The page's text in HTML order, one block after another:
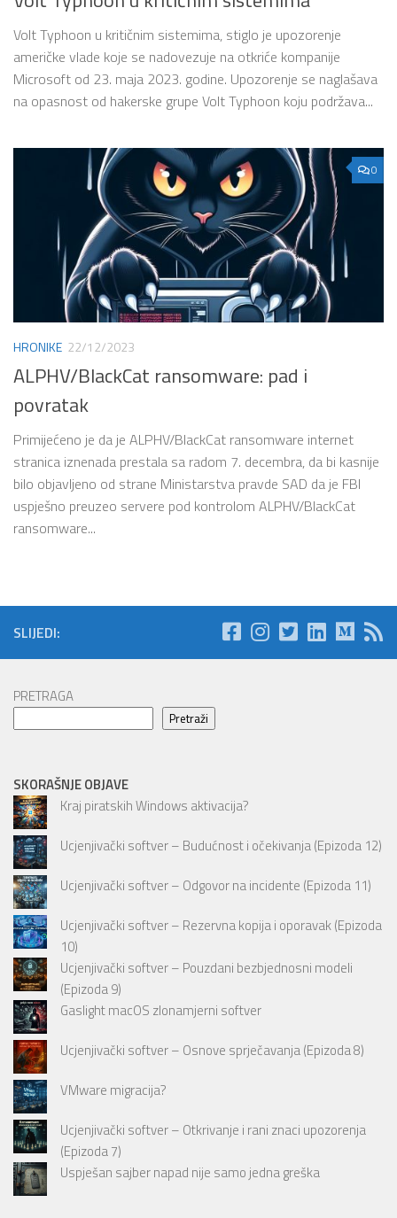
Volt Typhoon u kritičnim sistemima, stiglo je upozorenje
američke vlade koje se nadovezuje na otkriće kompanije
Microsoft od 23. maja 2023. godine. Upozorenje se naglašava
na opasnost od hakerske grupe Volt Typhoon koju podržava...
0
HRONIKE 22/12/2023
ALPHV/BlackCat ransomware: pad i
povratak
Primijećeno je da je ALPHV/BlackCat ransomware internet
stranica iznenada prestala sa radom 7. decembra, da bi kasnije
bilo objavljeno od strane Ministarstva pravde SAD da je FBI
uspješno preuzeo servere pod kontrolom ALPHV/BlackCat
ransomware...
SLIJEDI:
PRETRAGA
Pretraži
SKORAŠNJE OBJAVE
Kraj piratskih Windows aktivacija?
Ucjenjivački softver – Budućnost i očekivanja (Epizoda 12)
Ucjenjivački softver – Odgovor na incidente (Epizoda 11)
Ucjenjivački softver – Rezervna kopija i oporavak (Epizoda
10)
Ucjenjivački softver – Pouzdani bezbjednosni modeli
(Epizoda 9)
Gaslight macOS zlonamjerni softver
Ucjenjivački softver – Osnove sprječavanja (Epizoda 8)
VMware migracija?
Ucjenjivački softver – Otkrivanje i rani znaci upozorenja
(Epizoda 7)
Uspješan sajber napad nije samo jedna greška